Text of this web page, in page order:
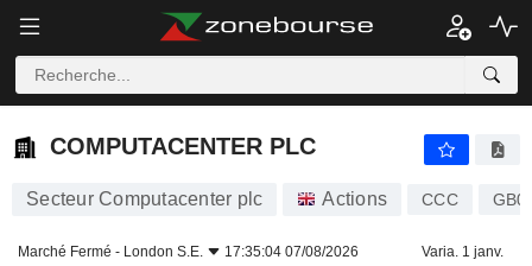
COMPUTACENTER PLC
COMPUTACENTER PLC
Secteur Computacenter plc Actions CCC
Marché Fermé - London S.E. 17:35:04 07/08/2026 Varia. 1 janv.